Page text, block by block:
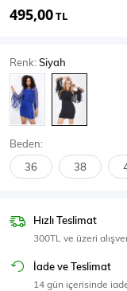
Body
SPOR GİYİM
Eşofman Üstü
495,00TL
Renk:Siyah
Beden:
36 38
Hızlı Teslimat
300TL ve üzeri
İade ve Teslimat
14 gün içerisinde